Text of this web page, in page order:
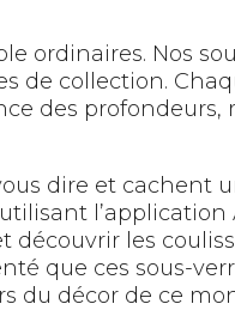
ordinaires. Nos
de collection.
des profondeurs,
dire et cachent
découvrir les
que ces sous-
du décor de ce